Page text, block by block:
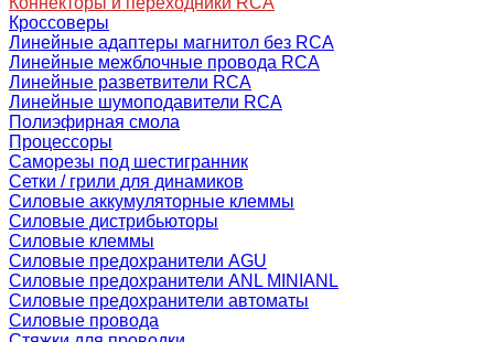
Кроссоверы
Линейные адаптеры магнитол без RCA
Линейные межблочные провода RCA
Линейные разветвители RCA
Линейные шумоподавители RCA
Полиэфирная смола
Процессоры
Саморезы под шестигранник
Сетки / грили для динамиков
Силовые аккумуляторные клеммы
Силовые дистрибьюторы
Силовые клеммы
Силовые предохранители AGU
Силовые предохранители ANL MINIANL
Силовые предохранители автоматы
Силовые провода